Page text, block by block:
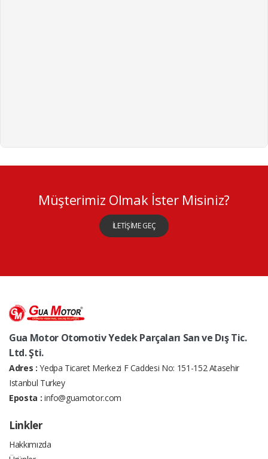
Müşterimiz Olmak İster Misiniz?
İLETİŞİME GEÇ
Gua Motor Otomotiv Yedek Parçaları San ve Dış Tic.
Ltd. Şti.
Adres : Yedpa Ticaret Merkezi F Caddesi No: 151-152 Atasehir
Istanbul Turkey
Eposta : info@guamotor.com
Linkler
Hakkımızda